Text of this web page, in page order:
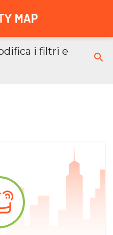
i filtri e